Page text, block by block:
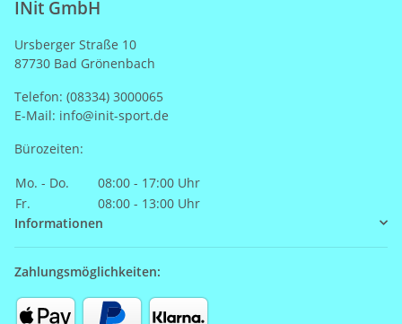
INit GmbH
Ursberger Straße 10
87730 Bad Grönenbach
Telefon: (08334) 3000065
E-Mail: info@init-sport.de
Bürozeiten:
Mo. - Do.
08:00 - 17:00 Uhr
Fr.
08:00 - 13:00 Uhr
Informationen
Zahlungsmöglichkeiten: